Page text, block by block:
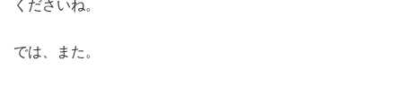
くださいね。
では、また。